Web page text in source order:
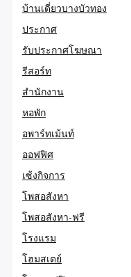
บ้านเดี่ยวบางบัวทอง
ประกาศ
รับประกาศโฆษณา
รีสอร์ท
สำนักงาน
หอพัก
อพาร์ทเม้นท์
ออฟฟิศ
เซ้งกิจการ
โพสอสังหา
โพสอสังหา-ฟรี
โรงแรม
โฮมสเตย์